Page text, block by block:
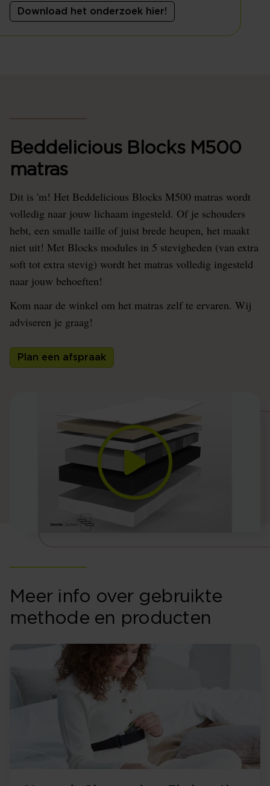
Download het onderzoek hier!
Beddelicious Blocks M500
matras
Dit is 'm! Het Beddelicious Blocks M500 matras wordt
volledig naar jouw lichaam ingesteld. Of je schouders
hebt, een smalle taille of juist brede heupen, het maakt
niet uit! Met Blocks modules in 5 stevigheden (van extra
soft tot extra stevig) wordt het matras volledig ingesteld
naar jouw behoeften!
Kom naar de winkel om het matras zelf te ervaren. Wij
adviseren je graag!
Plan een afspraak
Meer info over gebruikte
methode en producten